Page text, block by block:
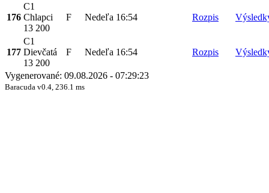
176
C1
Chlapci
13 200
F Nedeľa 16:54 Rozpis
177
C1
Dievčatá
13 200
F Nedeľa 16:54 Rozpis
Vygenerované: 09.08.2026 - 07:29:23
Baracuda v0.4, 236.1 ms